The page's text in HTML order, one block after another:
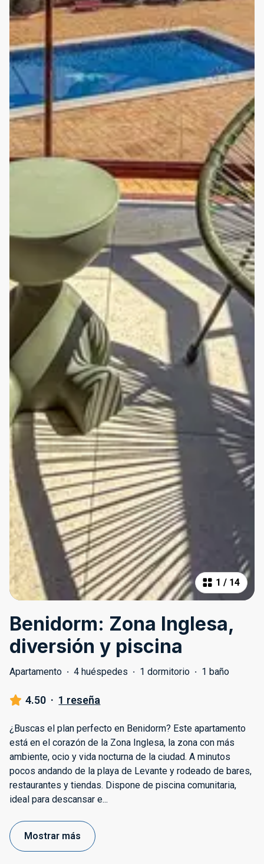
1 / 14
Benidorm: Zona Inglesa,
diversión y piscina
Apartamento · 4 huéspedes · 1 dormitorio · 1 baño
4.50 · 1 reseña
¿Buscas el plan perfecto en Benidorm? Este apartamento
está en el corazón de la Zona Inglesa, la zona con más
ambiente, ocio y vida nocturna de la ciudad. A minutos
pocos andando de la playa de Levante y rodeado de bares,
restaurantes y tiendas. Dispone de piscina comunitaria,
ideal para descansar e...
Mostrar más